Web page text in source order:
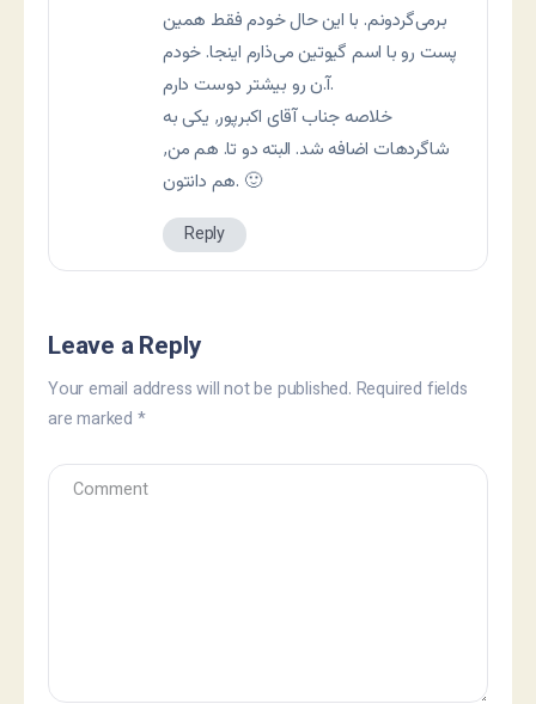
برمی‌گردونم. با این حال خودم فقط همین
پست رو با اسم گیوتین می‌ذارم اینجا. خودم
آ.ن رو بیشتر دوست دارم.
خلاصه جناب آقای اکبرپور٬ یکی به
شاگردهات اضافه شد. البته دو تا. هم من٬
هم دانتون. 🙂
Reply
Leave a Reply
Your email address will not be published. Required fields
are marked *